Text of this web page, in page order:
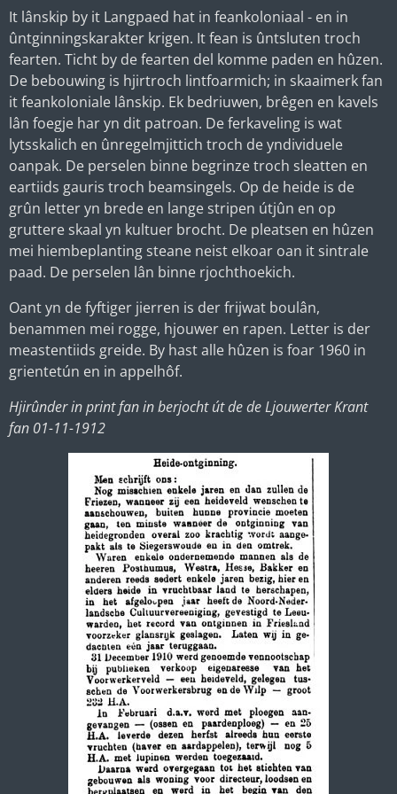
It lânskip by it Langpaed hat in feankoloniaal - en in
ûntginningskarakter krigen. It fean is ûntsluten troch
fearten. Ticht by de fearten del komme paden en hûzen.
De bebouwing is hjirtroch lintfoarmich; in skaaimerk fan
it feankoloniale lânskip. Ek bedriuwen, brêgen en kavels
lân foegje har yn dit patroan. De ferkaveling is wat
lytsskalich en ûnregelmjittich troch de yndividuele
oanpak. De perselen binne begrinze troch sleatten en
eartiids gauris troch beamsingels. Op de heide is de
grûn letter yn brede en lange stripen útjûn en op
gruttere skaal yn kultuer brocht. De pleatsen en hûzen
mei hiembeplanting steane neist elkoar oan it sintrale
paad. De perselen lân binne rjochthoekich.
Oant yn de fyftiger jierren is der frijwat boulân,
benammen mei rogge, hjouwer en rapen. Letter is der
meastentiids greide. By hast alle hûzen is foar 1960 in
grientetún en in appelhôf.
Hjirûnder in print fan in berjocht út de de Ljouwerter Krant
fan 01-11-1912